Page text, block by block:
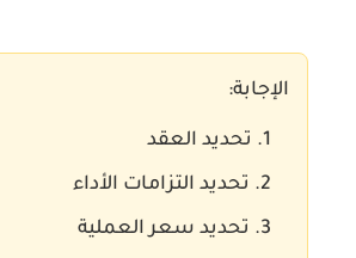
الإجابة:
تحديد العقد
تحديد التزامات الأداء
تحديد سعر العملية